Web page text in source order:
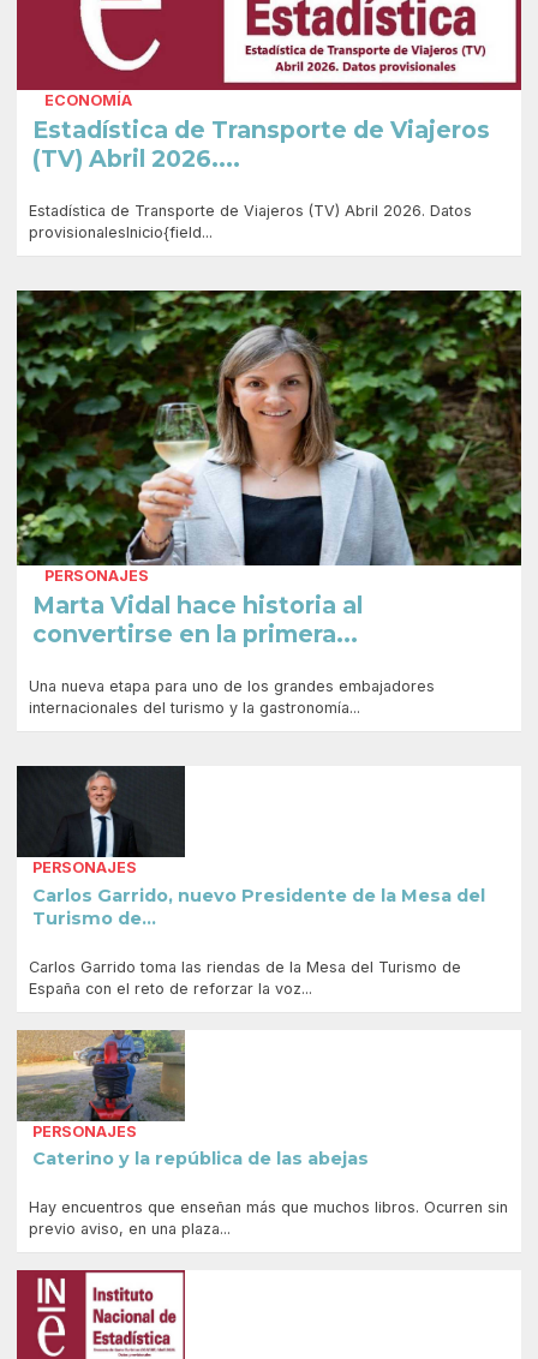
ECONOMÍA
Estadística de Transporte de Viajeros
(TV) Abril 2026....
Estadística de Transporte de Viajeros (TV) Abril 2026. Datos
provisionalesInicio{field...
PERSONAJES
Marta Vidal hace historia al
convertirse en la primera...
Una nueva etapa para uno de los grandes embajadores
internacionales del turismo y la gastronomía...
PERSONAJES
Carlos Garrido, nuevo Presidente de la Mesa del
Turismo de...
Carlos Garrido toma las riendas de la Mesa del Turismo de
España con el reto de reforzar la voz...
PERSONAJES
Caterino y la república de las abejas
Hay encuentros que enseñan más que muchos libros. Ocurren sin
previo aviso, en una plaza...